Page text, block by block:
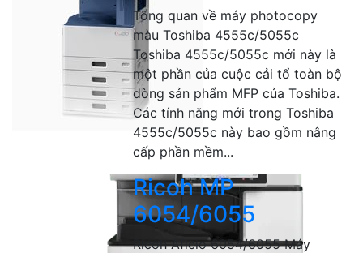
Tổng quan về máy photocopy
màu Toshiba 4555c/5055c
Toshiba 4555c/5055c mới này là
một phần của cuộc cải tổ toàn bộ
dòng sản phẩm MFP của Toshiba.
Các tính năng mới trong Toshiba
4555c/5055c này bao gồm nâng
cấp phần mềm...
Ricoh MP
6054/6055
Ricoh Aficio 6054/6055 Máy